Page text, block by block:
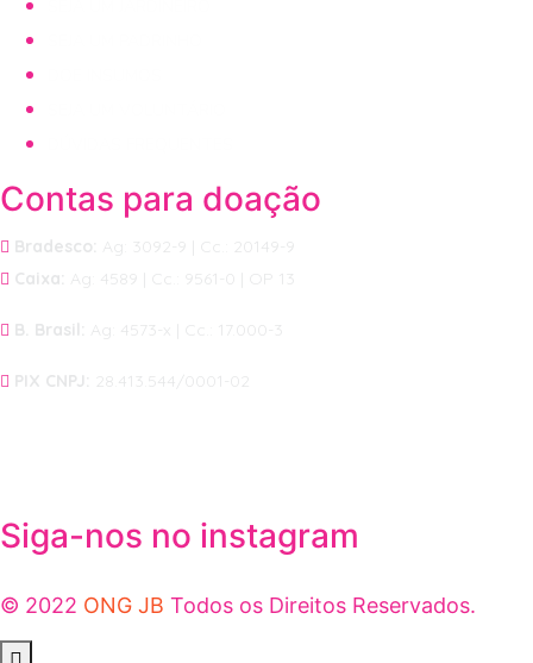
Contas para doação
Bradesco:
Ag: 3092-9 | Cc.: 20149-9
Caixa:
Ag: 4589 | Cc.: 9561-0 | OP 13
B. Brasil: Ag: 4573-x | Cc.: 17.000-3
PIX CNPJ: 28.413.544/0001-02
Siga-nos no instagram
© 2022 ONG JB Todos os Direitos Reservados.